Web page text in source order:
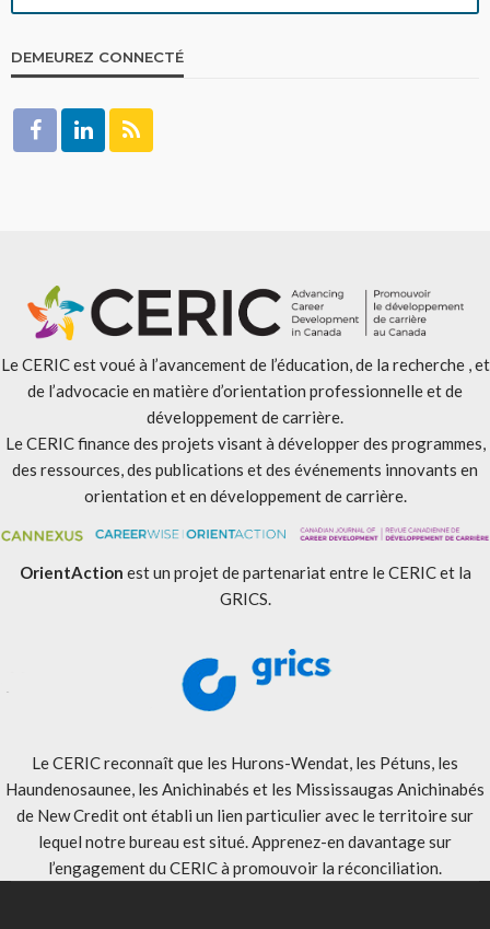
DEMEUREZ CONNECTÉ
Le CERIC est voué à l’avancement de l’éducation, de la recherche , et
de l’advocacie en matière d’orientation professionnelle et de
développement de carrière.
Le CERIC finance des projets visant à développer des programmes,
des ressources, des publications et des événements innovants en
orientation et en développement de carrière.
OrientAction est un projet de partenariat entre le CERIC et la
GRICS.
Le CERIC reconnaît que les Hurons-Wendat, les Pétuns, les
Haundenosaunee, les Anichinabés et les Mississaugas Anichinabés
de New Credit ont établi un lien particulier avec le territoire sur
lequel notre bureau est situé. Apprenez-en davantage sur
l’engagement du CERIC à promouvoir la réconciliation.